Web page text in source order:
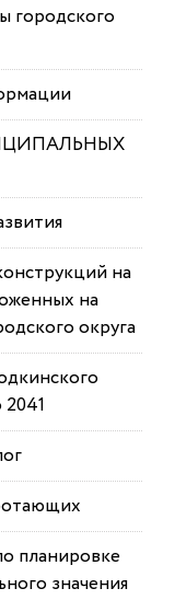
городского
на
на
округа
планировке
значения